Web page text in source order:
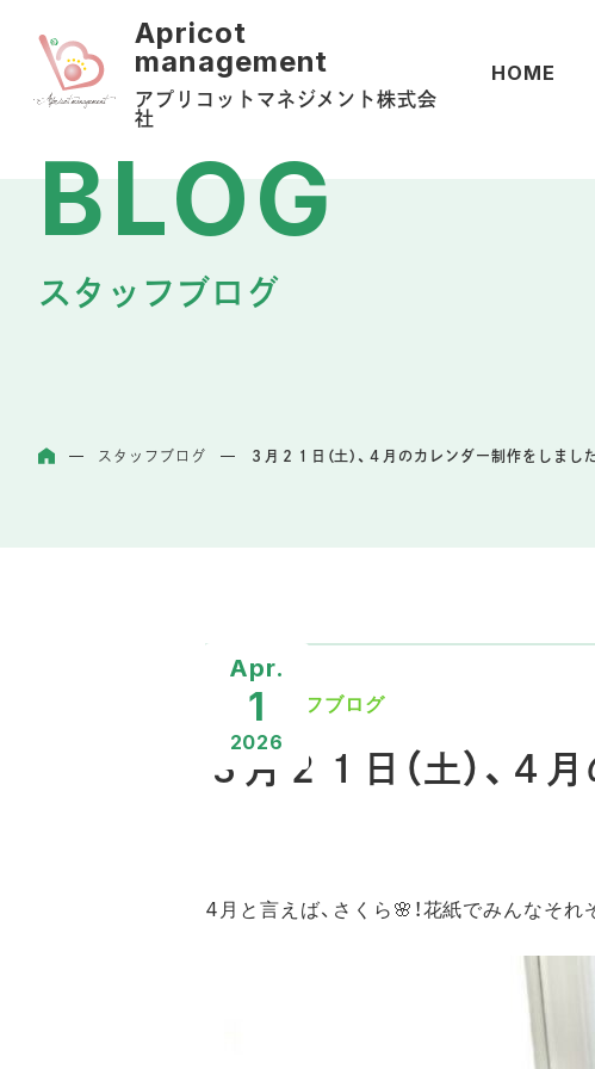
アプリコットマネジメント株式会
社
HOME
スタッフブログ
ホームスタッフブログ ３月２１日（土）、４月のカレンダー制作をしまし
Apr.
1
2026
スタッフブログ
３月２１日（土）、４
4月と言えば、さくら🌸！花紙でみんなそ